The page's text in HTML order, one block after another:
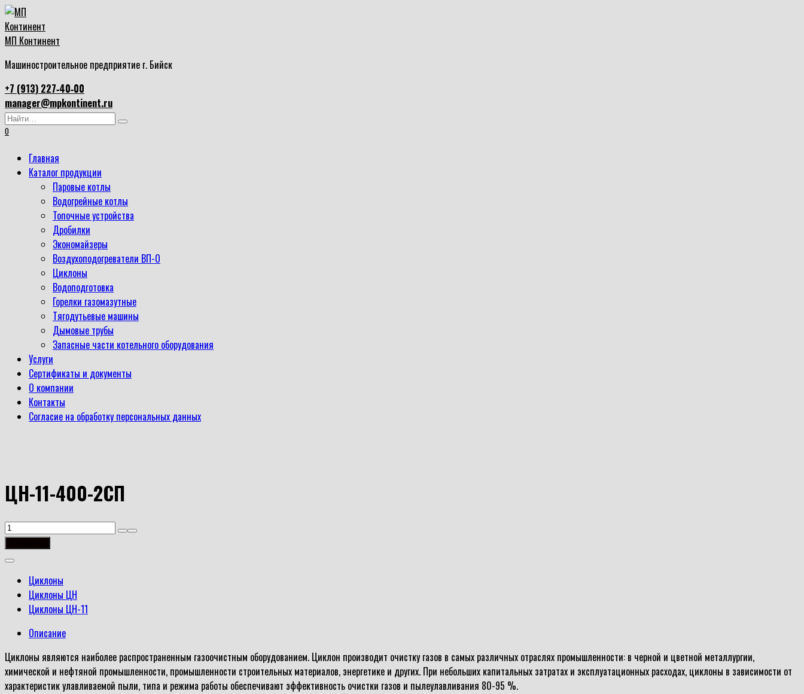
Перейти
к
содержанию
МП Континент
Машиностроительное предприятие г. Бийск
+7 (913) 227‑40‑00
manager@mpkontinent.ru
Search
for:
0
Главная
Каталог продукции
Паровые котлы
Водогрейные котлы
Топочные устройства
Дробилки
Экономайзеры
Воздухоподогреватели ВП-О
Циклоны
Водоподготовка
Горелки газомазутные
Тягодутьевые машины
Дымовые трубы
Запасные части котельного оборудования
Услуги
Сертификаты и документы
О компании
Контакты
Согласие на обработку персональных данных
ЦН-11-400-2СП
Количество
товара
2СП
Циклоны
Циклоны ЦН
Циклоны ЦН-11
Описание
Циклоны являются наиболее распространенным газоочистным оборудованием. Циклон производит очистку газов в самых различных отраслях промышленности: в черной и цветной металлургии,
химической и нефтяной промышленности, промышленности строительных материалов, энергетике и других. При небольших капитальных затратах и эксплуатационных расходах, циклоны в зависимости от
характеристик улавливаемой пыли, типа и режима работы обеспечивают эффективность очистки газов и пылеулавливания 80-95 %.